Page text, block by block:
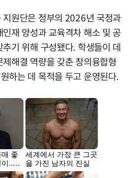
지원단은 정부의 2026년 국정과
재 양성과 교육격차 해소 및 공
기 위해 구성됐다. 학생들이 데
해결 역량을 갖춘 창의융합형
하는 데 목적을 두고 운영된다.